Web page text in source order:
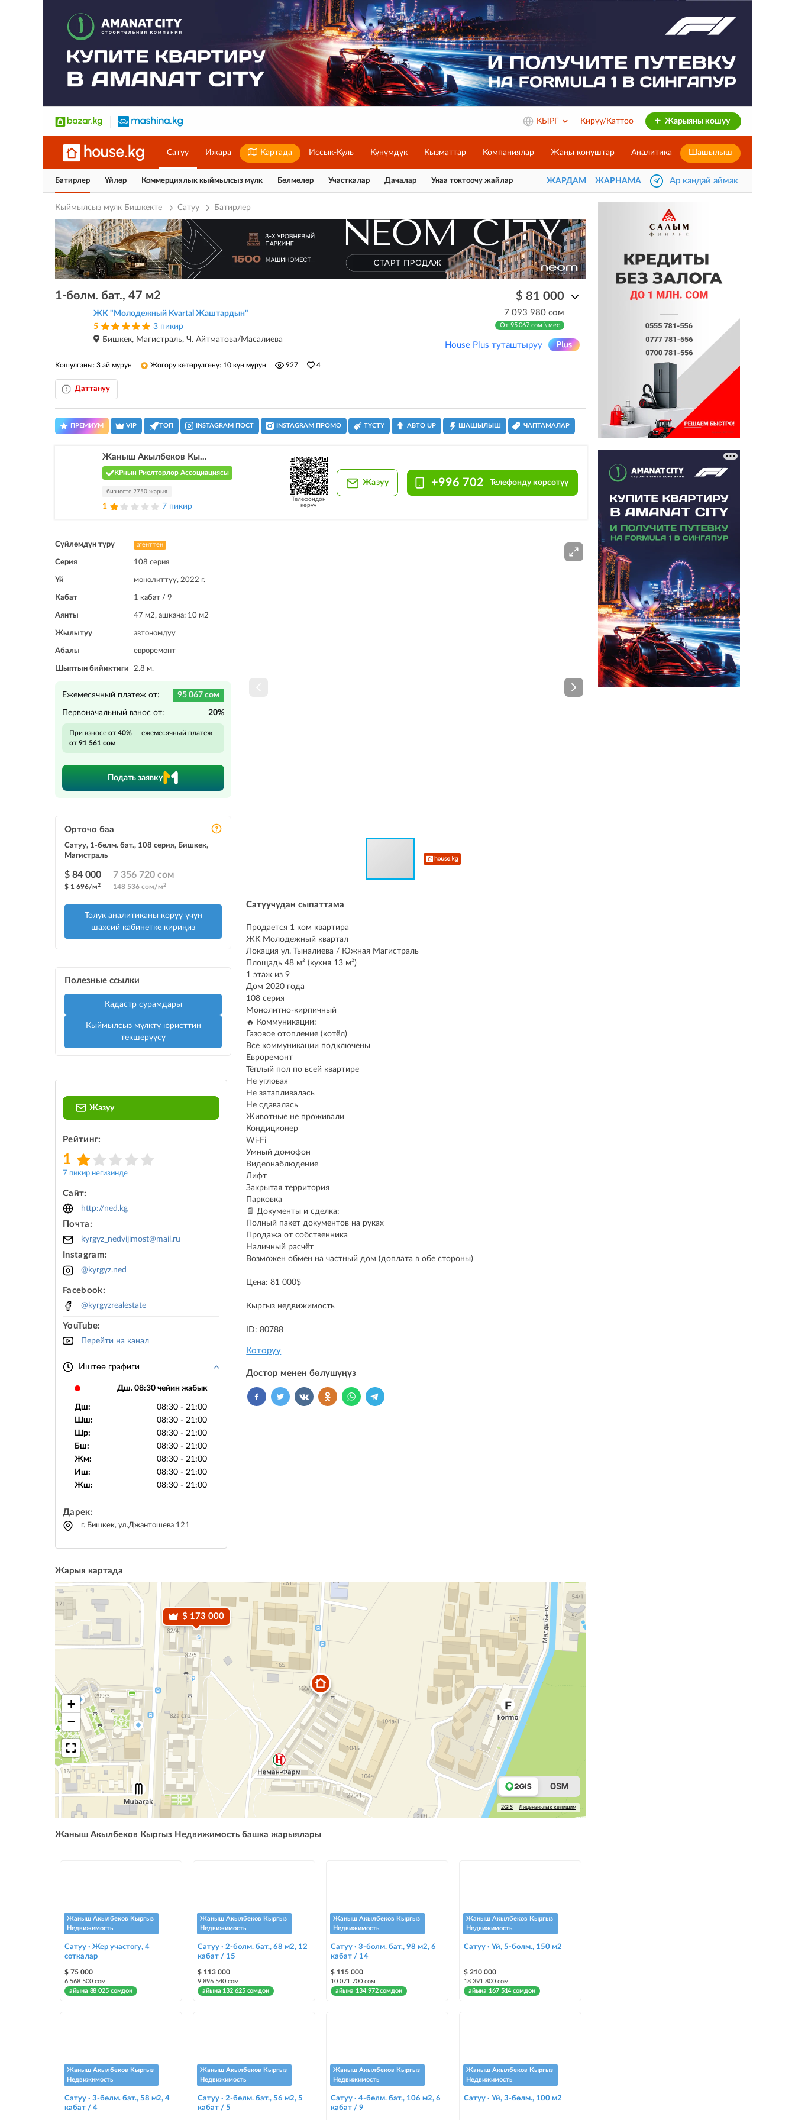
КЫРГ Кирүү/Каттоо Жарыяны кошуу
Сатуу Ижара Картада Иссык-Куль Күнүмдүк Кызматтар Компаниялар Жаңы конуштар Аналитика Шашылыш
Батирлер Үйлөр Коммерциялык кыймылсыз мүлк Бөлмөлөр Участкалар Дачалар Унаа токтоочу жайлар ЖАРДАМ ЖАРНАМА Ар кандай аймак
Кыймылсыз мүлк Бишкекте Сатуу Батирлер
1-бөлм. бат., 47 м2
ЖК "Молодежный Kvartal Жаштардын"
5
3 пикир
Бишкек, Магистраль, Ч. Айтматова/Масалиева
$ 81 000
7 093 980 сом
От 95 067 сом \ мес
House Plus туташтыруу
Кошулганы: 3 ай мурун Жогору көтөрүлгөнү: 10 күн мурун 927 4
Даттануу
ПРЕМИУМ VIP ТОП INSTAGRAM ПОСТ INSTAGRAM ПРОМО ТҮСТҮ АВТО UP ШАШЫЛЫШ ЧАПТАМАЛАР
Жаныш Акылбеков Кы...
КРнын Риелторлор Ассоциациясы
бизнесте 2750 жарыя
1 7 пикир
Телефондон
көрүү
Жазуу +996 702 Телефонду көрсөтүү
Сүйлөмдүн түрү агенттен
Серия 108 серия
Үй монолиттүү, 2022 г.
Кабат 1 кабат / 9
Аянты 47 м2, ашкана: 10 м2
Жылытуу автономдуу
Абалы евроремонт
Шыптын бийиктиги 2.8 м.
Ежемесячный платеж от: 95 067 сом
Первоначальный взнос от: 20%
При взносе от 40% — ежемесячный платеж
от 91 561 сом
Подать заявку
Орточо баа
Сатуу, 1-бөлм. бат., 108 серия, Бишкек,
Магистраль
$ 84 000
$ 1 696/м2
7 356 720 сом
148 536 сом/м2
Толук аналитиканы көрүү үчүн
шахсий кабинетке кириңиз
Полезные ссылки
Кадастр сурамдары
Кыймылсыз мүлктү юристтин
текшерүүсү
Жазуу
Рейтинг:
1
7 пикир негизинде
Сайт:
http://ned.kg
Почта:
kyrgyz_nedvijimost@mail.ru
Instagram:
@kyrgyz.ned
Facebook:
@kyrgyzrealestate
YouTube:
Перейти на канал
Иштөө графиги
Дш. 08:30 чейин жабык
Дш:
08:30 - 21:00
Шш:
08:30 - 21:00
Шр:
08:30 - 21:00
Бш:
08:30 - 21:00
Жм:
08:30 - 21:00
Иш:
08:30 - 21:00
Жш:
08:30 - 21:00
Дарек:
г. Бишкек, ул.Джантошева 121
ЖАРНАМА
Сатуучудан сыпаттама
Продается 1 ком квартира
ЖК Молодежный квартал
Локация ул. Тыналиева / Южная Магистраль
Площадь 48 м² (кухня 13 м²)
1 этаж из 9
Дом 2020 года
108 серия
Монолитно-кирпичный
🔥 Коммуникации:
Газовое отопление (котёл)
Все коммуникации подключены
Евроремонт
Тёплый пол по всей квартире
Не угловая
Не затапливалась
Не сдавалась
Животные не проживали
Кондиционер
Wi-Fi
Умный домофон
Видеонаблюдение
Лифт
Закрытая территория
Парковка
📄 Документы и сделка:
Полный пакет документов на руках
Продажа от собственника
Наличный расчёт
Возможен обмен на частный дом (доплата в обе стороны)
Цена: 81 000$
Кыргыз недвижимость
ID: 80788
Которуу
Достор менен бөлүшүңүз
Жарыя картада
$ 173 000
+
−
2GIS Лицензиялык келишим
Жаныш Акылбеков Кыргыз Недвижимость башка жарыялары
Жаныш Акылбеков Кыргыз
Недвижимость
Сатуу · Жер участогу, 4
соткалар
$ 75 000
6 568 500 сом
айына 88 025 сомдон
Жаныш Акылбеков Кыргыз
Недвижимость
Сатуу · 2-бөлм. бат., 68 м2, 12
кабат / 15
$ 113 000
9 896 540 сом
айына 132 625 сомдон
Жаныш Акылбеков Кыргыз
Недвижимость
Сатуу · 3-бөлм. бат., 98 м2, 6
кабат / 14
$ 115 000
10 071 700 сом
айына 134 972 сомдон
Жаныш Акылбеков Кыргыз
Недвижимость
Сатуу · Үй, 5-бөлм., 150 м2
$ 210 000
18 391 800 сом
айына 167 514 сомдон
Жаныш Акылбеков Кыргыз
Недвижимость
Сатуу · 3-бөлм. бат., 58 м2, 4
кабат / 4
Жаныш Акылбеков Кыргыз
Недвижимость
Сатуу · 2-бөлм. бат., 56 м2, 5
кабат / 5
Жаныш Акылбеков Кыргыз
Недвижимость
Сатуу · 4-бөлм. бат., 106 м2, 6
кабат / 9
Жаныш Акылбеков Кыргыз
Недвижимость
Сатуу · Үй, 3-бөлм., 100 м2